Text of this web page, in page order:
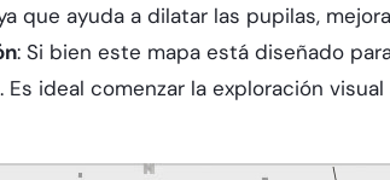
que ayuda a dilatar las pupilas,
: Si bien este mapa está diseñado
ideal comenzar la exploración